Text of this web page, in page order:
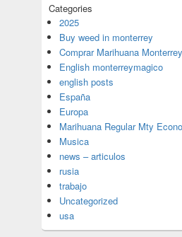
Categories
2025
Buy weed in monterrey
Comprar Marihuana Monterrey
English monterreymagico
english posts
España
Europa
Marihuana Regular Mty
Musica
news – articulos
rusia
trabajo
Uncategorized
usa